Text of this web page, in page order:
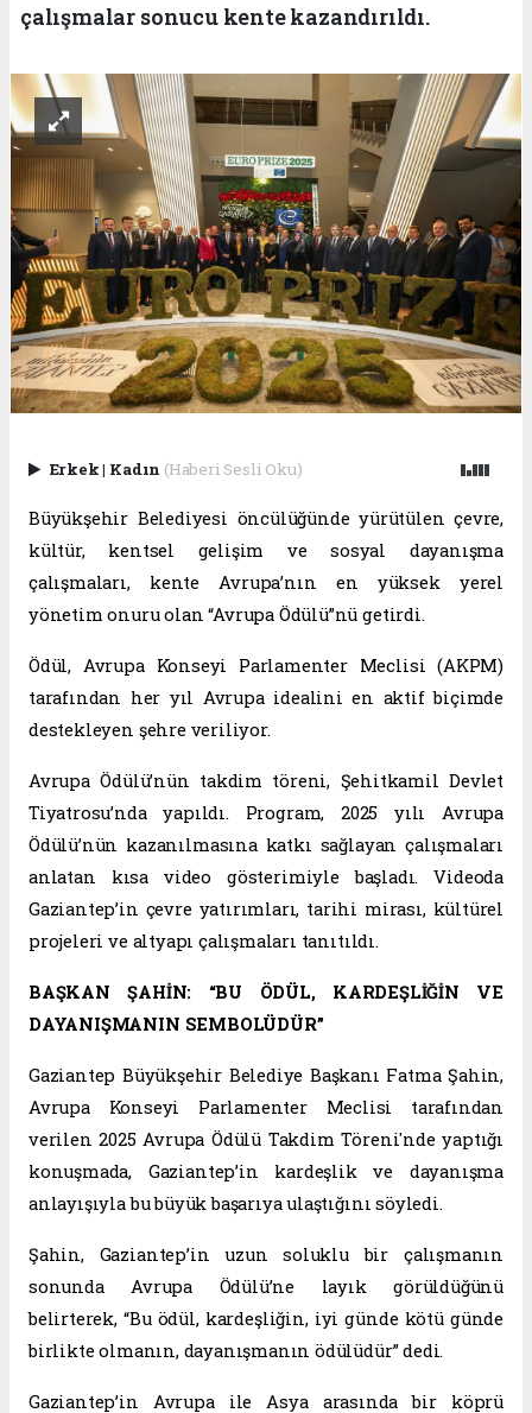
çalışmalar sonucu kente kazandırıldı.
Erkek| Kadın (Haberi Sesli Oku)
Büyükşehir Belediyesi öncülüğünde yürütülen çevre,
kültür, kentsel gelişim ve sosyal dayanışma
çalışmaları, kente Avrupa’nın en yüksek yerel
yönetim onuru olan “Avrupa Ödülü”nü getirdi.
Ödül, Avrupa Konseyi Parlamenter Meclisi (AKPM)
tarafından her yıl Avrupa idealini en aktif biçimde
destekleyen şehre veriliyor.
Avrupa Ödülü’nün takdim töreni, Şehitkamil Devlet
Tiyatrosu’nda yapıldı. Program, 2025 yılı Avrupa
Ödülü’nün kazanılmasına katkı sağlayan çalışmaları
anlatan kısa video gösterimiyle başladı. Videoda
Gaziantep’in çevre yatırımları, tarihi mirası, kültürel
projeleri ve altyapı çalışmaları tanıtıldı.
BAŞKAN ŞAHİN: “BU ÖDÜL, KARDEŞLİĞİN VE
DAYANIŞMANIN SEMBOLÜDÜR”
Gaziantep Büyükşehir Belediye Başkanı Fatma Şahin,
Avrupa Konseyi Parlamenter Meclisi tarafından
verilen 2025 Avrupa Ödülü Takdim Töreni'nde yaptığı
konuşmada, Gaziantep’in kardeşlik ve dayanışma
anlayışıyla bu büyük başarıya ulaştığını söyledi.
Şahin, Gaziantep’in uzun soluklu bir çalışmanın
sonunda Avrupa Ödülü’ne layık görüldüğünü
belirterek, “Bu ödül, kardeşliğin, iyi günde kötü günde
birlikte olmanın, dayanışmanın ödülüdür” dedi.
Gaziantep’in Avrupa ile Asya arasında bir köprü